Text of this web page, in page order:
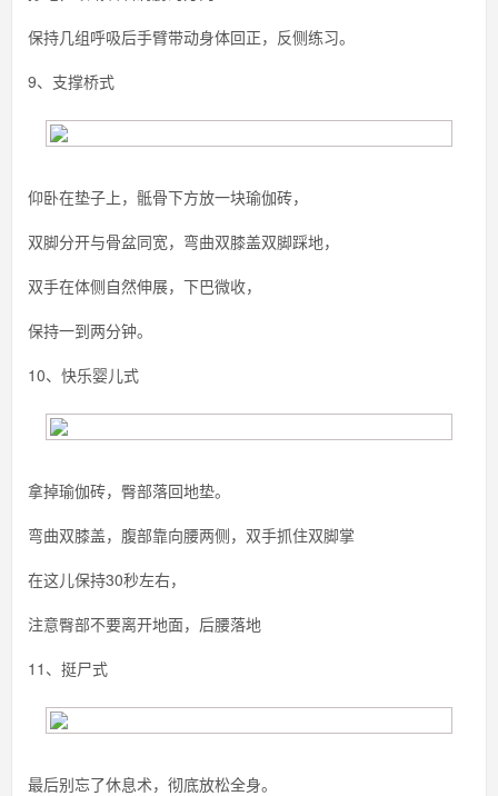
保持几组呼吸后手臂带动身体回正，反侧练习。
9、支撑桥式
仰卧在垫子上，骶骨下方放一块瑜伽砖，
双脚分开与骨盆同宽，弯曲双膝盖双脚踩地，
双手在体侧自然伸展，下巴微收，
保持一到两分钟。
10、快乐婴儿式
拿掉瑜伽砖，臀部落回地垫。
弯曲双膝盖，腹部靠向腰两侧，双手抓住双脚掌
在这儿保持30秒左右，
注意臀部不要离开地面，后腰落地
11、挺尸式
最后别忘了休息术，彻底放松全身。